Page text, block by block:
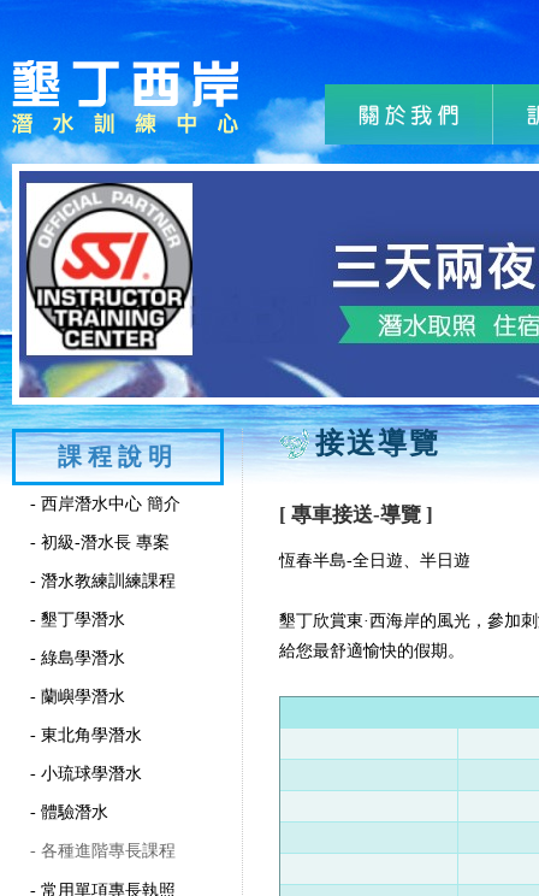
課程說明
- 西岸潛水中心 簡介
- 初級-潛水長 專案
- 潛水教練訓練課程
- 墾丁學潛水
- 綠島學潛水
- 蘭嶼學潛水
- 東北角學潛水
- 小琉球學潛水
- 體驗潛水
- 各種進階專長課程
- 常用單項專長執照
接送導覽
[ 專車接送-導覽 ]
恆春半島-全日遊、半日遊
墾丁欣賞東·西海岸的風光，參加
給您最舒適愉快的假期。